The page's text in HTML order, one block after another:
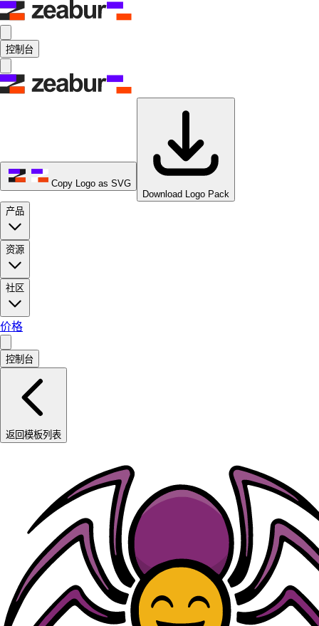
控制台
Copy Logo as SVG
Download Logo Pack
产品
资源
社区
价格
控制台
返回模板列表